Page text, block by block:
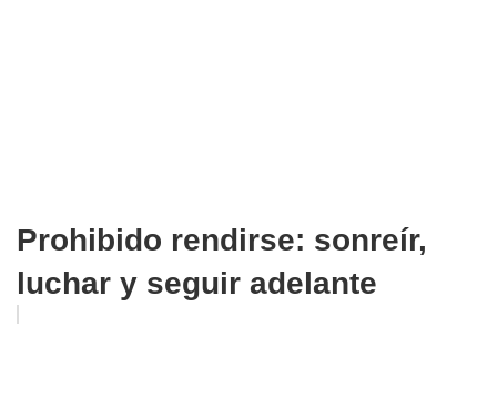
Prohibido rendirse: sonreír,
luchar y seguir adelante